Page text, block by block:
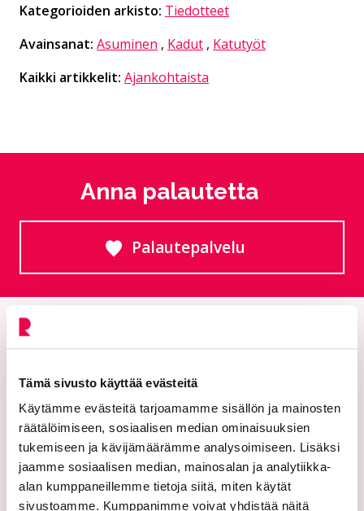
Tämä sivusto käyttää evästeitä
Käytämme evästeitä tarjoamamme sisällön ja mainosten
räätälöimiseen, sosiaalisen median ominaisuuksien
tukemiseen ja kävijämäärämme analysoimiseen. Lisäksi
jaamme sosiaalisen median, mainosalan ja analytiikka-
alan kumppaneillemme tietoja siitä, miten käytät
sivustoamme. Kumppanimme voivat yhdistää näitä
Kategorioiden arkisto: Tiedotteet
Avainsanat: Asuminen , Kadut , Katutyöt
Kaikki artikkelit: Ajankohtaista
Anna palautetta
Palautepalvelu
Siirtyy ulkoiselle
Riihimäen kaupunki
PL 125 (Eteläinen Asemakatu 2)